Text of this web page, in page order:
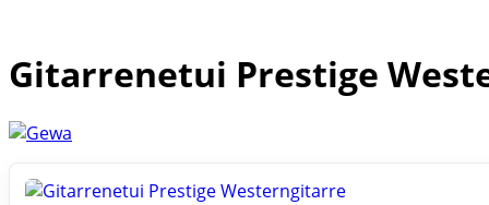
Gitarrenetui Prestige